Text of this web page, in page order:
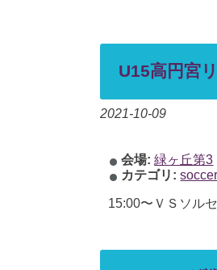
U15高円宮
2021-10-09
会場: 緑ヶ丘第3
カテゴリ: soccer
15:00〜ＶＳソル